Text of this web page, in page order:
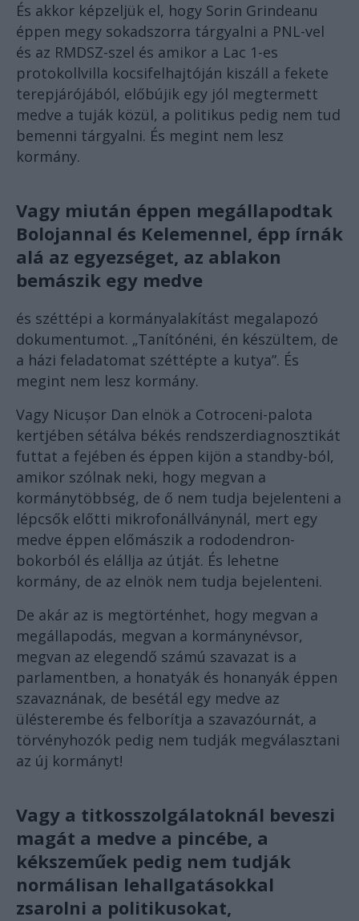
És akkor képzeljük el, hogy Sorin Grindeanu
éppen megy sokadszorra tárgyalni a PNL-vel
és az RMDSZ-szel és amikor a Lac 1-es
protokollvilla kocsifelhajtóján kiszáll a fekete
terepjárójából, előbújik egy jól megtermett
medve a tuják közül, a politikus pedig nem tud
bemenni tárgyalni. És megint nem lesz
kormány.
Vagy miután éppen megállapodtak
Bolojannal és Kelemennel, épp írnák
alá az egyezséget, az ablakon
bemászik egy medve
és széttépi a kormányalakítást megalapozó
dokumentumot. „Tanítónéni, én készültem, de
a házi feladatomat széttépte a kutya”. És
megint nem lesz kormány.
Vagy Nicușor Dan elnök a Cotroceni-palota
kertjében sétálva békés rendszerdiagnosztikát
futtat a fejében és éppen kijön a standby-ból,
amikor szólnak neki, hogy megvan a
kormánytöbbség, de ő nem tudja bejelenteni a
lépcsők előtti mikrofonállványnál, mert egy
medve éppen előmászik a rododendron-
bokorból és elállja az útját. És lehetne
kormány, de az elnök nem tudja bejelenteni.
De akár az is megtörténhet, hogy megvan a
megállapodás, megvan a kormánynévsor,
megvan az elegendő számú szavazat is a
parlamentben, a honatyák és honanyák éppen
szavaznának, de besétál egy medve az
ülésterembe és felborítja a szavazóurnát, a
törvényhozók pedig nem tudják megválasztani
az új kormányt!
Vagy a titkosszolgálatoknál beveszi
magát a medve a pincébe, a
kékszeműek pedig nem tudják
normálisan lehallgatásokkal
zsarolni a politikusokat,